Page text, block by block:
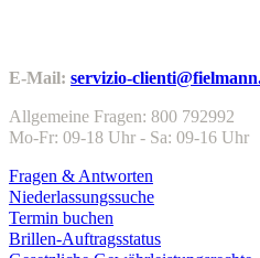
E-Mail: servizio-
Allgemeine Fragen: 800 792992
Mo-Fr: 09-18 Uhr - Sa: 09-16 Uhr
Fragen & Antworten
Niederlassungssuche
Termin buchen
Brillen-Auftragsstatus